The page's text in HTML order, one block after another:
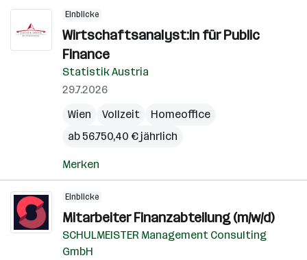
Einblicke
Wirtschaftsanalyst:in für Public
Finance
Statistik Austria
29.7.2026
Wien
Vollzeit
Homeoffice
ab 56.750,40 € jährlich
Merken
Einblicke
Mitarbeiter Finanzabteilung (m/w/d)
SCHULMEISTER Management Consulting
GmbH